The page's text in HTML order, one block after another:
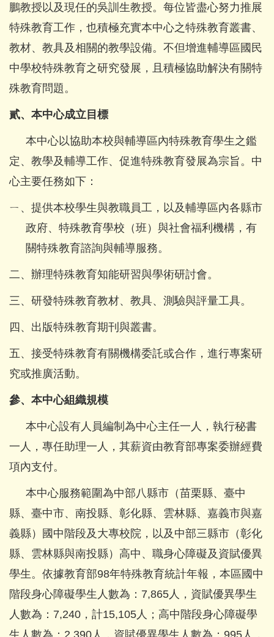
鵬教授以及現任的吳訓生教授。每位皆盡心努力推展
特殊教育工作，也積極充實本中心之特殊教育叢書、
教材、教具及相關的教學設備。不但增進輔導區國民
中學校特殊教育之研究發展，且積極協助解決有關特
殊教育問題。
貳、本中心成立目標
本中心以協助本校與輔導區內特殊教育學生之鑑
定、教學及輔導工作、促進特殊教育發展為宗旨。中
心主要任務如下：
ㄧ、提供本校學生與教職員工，以及輔導區內各縣市
政府、特殊教育學校（班）與社會福利機構，有
關特殊教育諮詢與輔導服務。
二、辦理特殊教育知能研習與學術研討會。
三、研發特殊教育教材、教具、測驗與評量工具。
四、出版特殊教育期刊與叢書。
五、接受特殊教育有關機構委託或合作，進行專案研
究或推廣活動。
參、本中心組織規模
本中心設有人員編制為中心主任一人，執行秘書
一人，專任助理一人，其薪資由教育部專案委辦經費
項內支付。
本中心服務範圍為中部八縣市（苗栗縣、臺中
縣、臺中市、南投縣、彰化縣、雲林縣、嘉義市與嘉
義縣）國中階段及大專校院，以及中部三縣市（彰化
縣、雲林縣與南投縣）高中、職身心障礙及資賦優異
學生。依據教育部98年特殊教育統計年報，本區國中
階段身心障礙學生人數為： 7,865 人，資賦優異學生
人數為： 7,240 ，計15,105 人；高中階段身心障礙學
生人數為： 2,390 人，資賦優異學生人數為： 995 人，